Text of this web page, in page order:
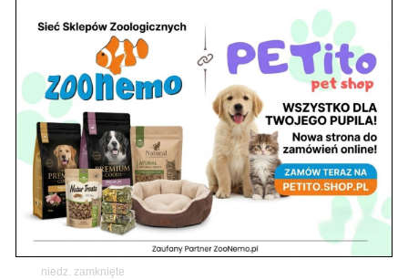
Znajdź nas
Adres
05-120 Legionowo
ul. Piłsudskiego 31,
pawilon 134
tel./fax. 22 784 71 96
Godziny pracy
pon. – piąt. 10.00 – 19.00
niedz. zamknięte